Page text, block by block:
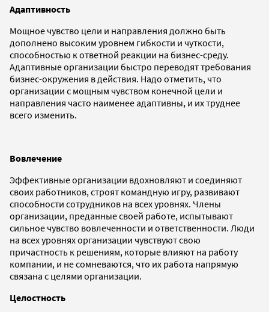
Адаптивность
Мощное чувство цели и направления должно быть
дополнено высоким уровнем гибкости и чуткости,
способностью к ответной реакции на бизнес-среду.
Адаптивные организации быстро переводят требования
бизнес-окружения в действия. Надо отметить, что
организации с мощным чувством конечной цели и
направления часто наименее адаптивны, и их труднее
всего изменить.
Вовлечение
Эффективные организации вдохновляют и соединяют
своих работников, строят командную игру, развивают
способности сотрудников на всех уровнях. Члены
организации, преданные своей работе, испытывают
сильное чувство вовлеченности и ответственности. Люди
на всех уровнях организации чувствуют свою
причастность к решениям, которые влияют на работу
компании, и не сомневаются, что их работа напрямую
связана с целями организации.
Целостность